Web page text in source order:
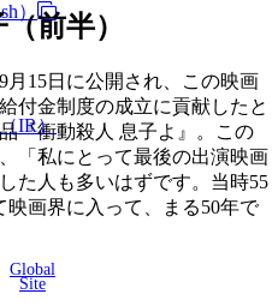
）
IR）
Global
Site
前半）
月15日に公開され、この映画
付金制度の成立に貢献したと
『衝動殺人 息子よ』。この
「私にとって最後の出演映画
た人も多いはずです。当時55
画界に入って、まる50年で